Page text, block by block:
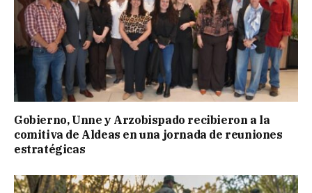
Gobierno, Unne y Arzobispado recibieron a la
comitiva de Aldeas en una jornada de reuniones
estratégicas